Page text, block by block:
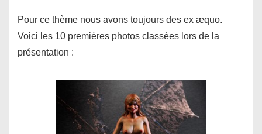
Pour ce thème nous avons toujours des ex æquo.
Voici les 10 premières photos classées lors de la
présentation :